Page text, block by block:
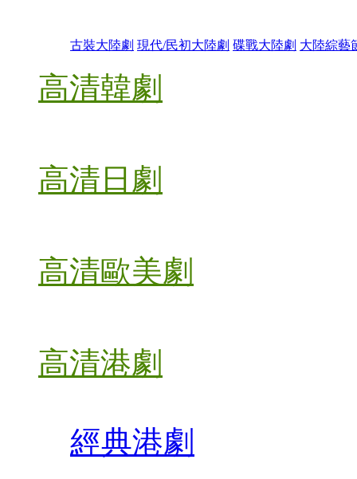
古裝大陸劇 現代/民初大陸劇 碟戰大陸劇 大陸綜藝
高清韓劇
高清日劇
高清歐美劇
高清港劇
經典港劇